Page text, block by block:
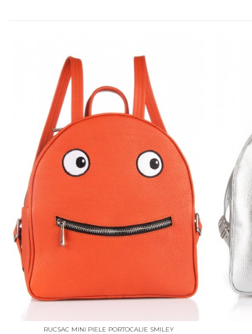
RUCSAC MINI PIELE PORTOCALIE SMILEY